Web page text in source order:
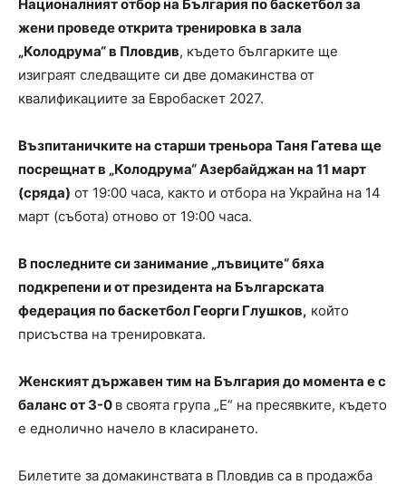
Националният отбор на България по баскетбол за
жени проведе открита тренировка в зала
„Колодрума“ в Пловдив, където българките ще
изиграят следващите си две домакинства от
квалификациите за Евробаскет 2027.
Възпитаничките на старши треньора Таня Гатева ще
посрещнат в „Колодрума“ Азербайджан на 11 март
(сряда) от 19:00 часа, както и отбора на Украйна на 14
март (събота) отново от 19:00 часа.
В последните си занимание „лъвиците“ бяха
подкрепени и от президента на Българската
федерация по баскетбол Георги Глушков, който
присъства на тренировката.
Женският държавен тим на България до момента е с
баланс от 3-0 в своята група „Е“ на пресявките, където
е еднолично начело в класирането.
Билетите за домакинствата в Пловдив са в продажба